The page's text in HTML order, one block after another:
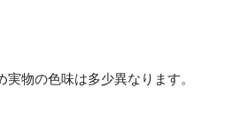
物の色味は多少異なります。